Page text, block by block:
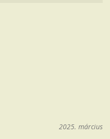
2025. március